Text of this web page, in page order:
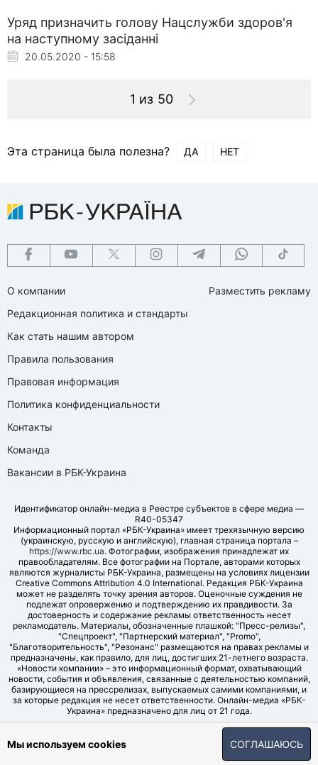
Уряд призначить голову Нацслужби здоров'я
на наступному засіданні
20.05.2020 - 15:58
1 из 50
Эта страница была полезна? ДА НЕТ
О компании
Редакционная политика и стандарты
Как стать нашим автором
Правила пользования
Правовая информация
Политика конфиденциальности
Контакты
Команда
Вакансии в РБК-Украина
Разместить рекламу
Идентификатор онлайн-медиа в Реестре субъектов в сфере медиа —
R40-05347
Информационный портал «РБК-Украина» имеет трехязычную версию
(украинскую, русскую и английскую), главная страница портала –
https://www.rbc.ua. Фотографии, изображения принадлежат их
правообладателям. Все фотографии на Портале, авторами которых
являются журналисты РБК-Украина, размещены на условиях лицензии
Creative Commons Attribution 4.0 International. Редакция РБК-Украина
может не разделять точку зрения авторов. Оценочные суждения не
подлежат опровержению и подтверждению их правдивости. За
достоверность и содержание рекламы ответственность несет
рекламодатель. Материалы, обозначенные плашкой: "Пресс-релизы",
"Спецпроект", "Партнерский материал", "Promo",
"Благотворительность", "Резонанс" размещаются на правах рекламы и
предназначены, как правило, для лиц, достигших 21-летнего возраста.
«Новости компании» – это информационный формат, охватывающий
новости, события и объявления, связанные с деятельностью компаний,
базирующиеся на прессрелизах, выпускаемых самими компаниями, и
за которые редакция не несет ответственности. Онлайн-медиа «РБК-
Украина» предназначено для лиц от 21 года.
© LLC "UBT MEDIA", 2006-2026.
Мы используем cookies СОГЛАШАЮСЬ